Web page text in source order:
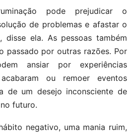
pode prejudicar o
de problemas e afastar o
disse ela. As pessoas também
passado por outras razões. Por
ansiar por experiências
ou remoer eventos
de um desejo inconsciente de
futuro.
negativo, uma mania ruim,